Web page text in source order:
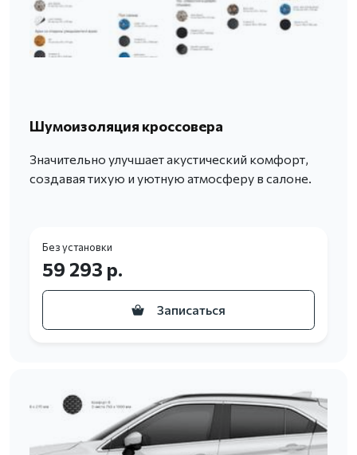
Шумоизоляция кроссовера
Значительно улучшает акустический комфорт,
создавая тихую и уютную атмосферу в салоне.
Без установки
59 293 р.
Записаться